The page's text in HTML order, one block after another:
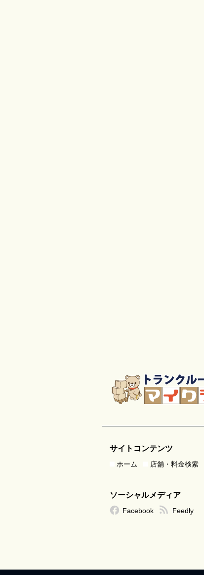
サイトコンテンツ
ホーム 店舗・料金検索
ソーシャルメディア
Facebook Feedly